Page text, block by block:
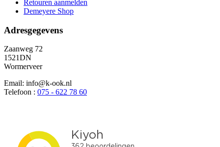
Retouren aanmelden
Demeyere Shop
Adresgegevens
Zaanweg 72
1521DN
Wormerveer
Email: info@k-ook.nl
Telefoon : 075 - 622 78 60